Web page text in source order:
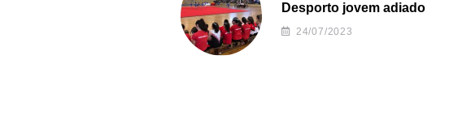
Desporto jovem adiado
24/07/2023